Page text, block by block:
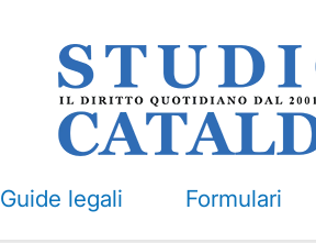
Guide legali Formulari